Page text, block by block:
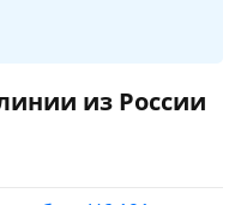
из России